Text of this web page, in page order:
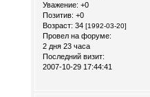
Уважение: +0
Позитив: +0
Возраст: 34 [1992-03-20]
Провел на форуме:
2 дня 23 часа
Последний визит:
2007-10-29 17:44:41